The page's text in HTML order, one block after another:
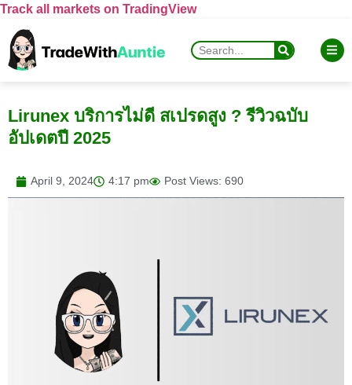
Track all markets on TradingView
Lirunex บริการไม่ดี สเปรดสูง ? รีวิวฉบับ
อัปเดตปี 2025
April 9, 2024 4:17 pm Post Views: 690